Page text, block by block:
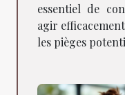
essentiel de
agir
les pièges